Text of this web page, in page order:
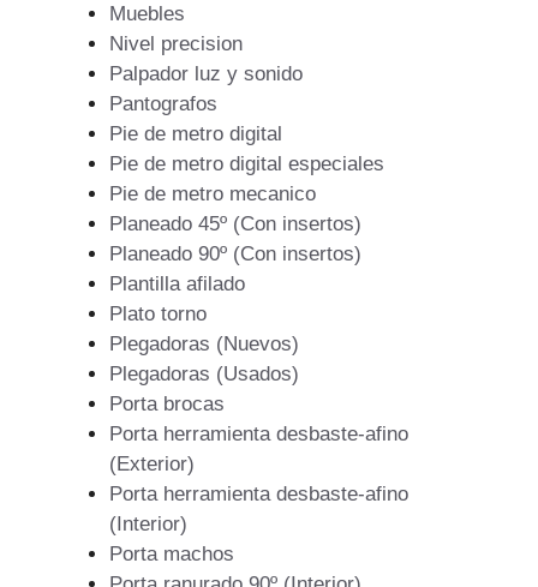
Muebles
Nivel precision
Palpador luz y sonido
Pantografos
Pie de metro digital
Pie de metro digital especiales
Pie de metro mecanico
Planeado 45º (Con insertos)
Planeado 90º (Con insertos)
Plantilla afilado
Plato torno
Plegadoras (Nuevos)
Plegadoras (Usados)
Porta brocas
Porta herramienta desbaste-afino
(Exterior)
Porta herramienta desbaste-afino
(Interior)
Porta machos